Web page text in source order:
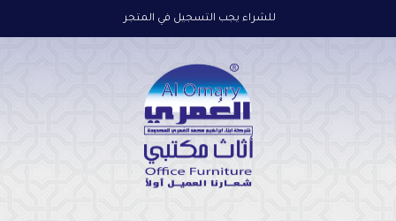
للشراء يجب التسجيل في المتجر